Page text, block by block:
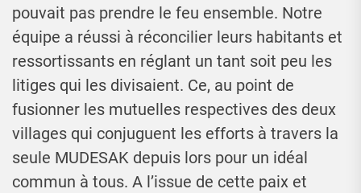
pouvait pas prendre le feu ensemble. Notre
équipe a réussi à réconcilier leurs habitants et
ressortissants en réglant un tant soit peu les
litiges qui les divisaient. Ce, au point de
fusionner les mutuelles respectives des deux
villages qui conjuguent les efforts à travers la
seule MUDESAK depuis lors pour un idéal
commun à tous. A l’issue de cette paix et